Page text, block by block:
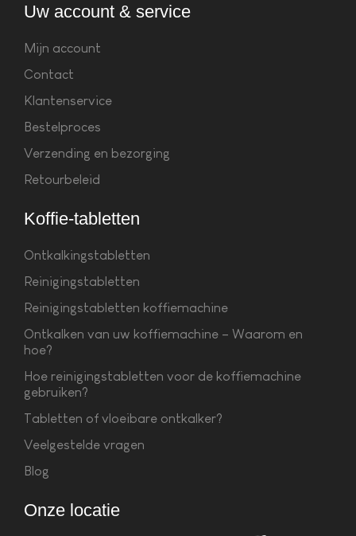
Uw account & service
Mijn account
Contact
Klantenservice
Bestelproces
Verzending en bezorging
Retourbeleid
Koffie-tabletten
Ontkalkingstabletten
Reinigingstabletten
Reinigingstabletten koffiemachine
Ontkalken van uw koffiemachine – Waarom en
hoe?
Hoe reinigingstabletten voor de koffiemachine
gebruiken?
Tabletten of vloeibare ontkalker?
Veelgestelde vragen
Blog
Onze locatie